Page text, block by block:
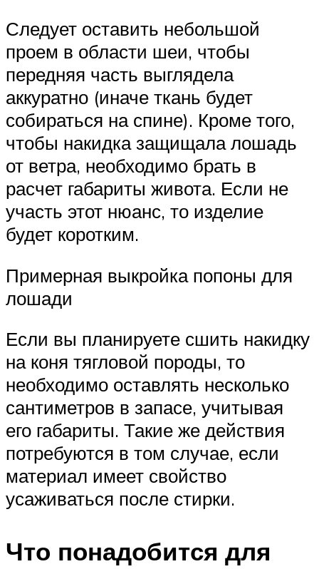
Следует оставить небольшой
проем в области шеи, чтобы
передняя часть выглядела
аккуратно (иначе ткань будет
собираться на спине). Кроме того,
чтобы накидка защищала лошадь
от ветра, необходимо брать в
расчет габариты живота. Если не
участь этот нюанс, то изделие
будет коротким.
Примерная выкройка попоны для
лошади
Если вы планируете сшить накидку
на коня тягловой породы, то
необходимо оставлять несколько
сантиметров в запасе, учитывая
его габариты. Такие же действия
потребуются в том случае, если
материал имеет свойство
усаживаться после стирки.
Что понадобится для